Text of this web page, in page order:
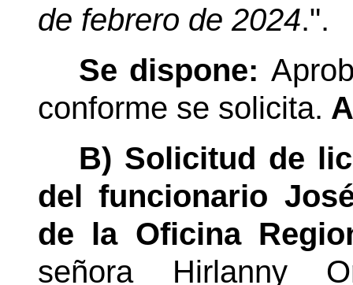
de febrero de 2024.".
Se dispone:
conforme se solicita.
B) Solicitud de
del funcionario
de la Oficina
señora Hirlanny